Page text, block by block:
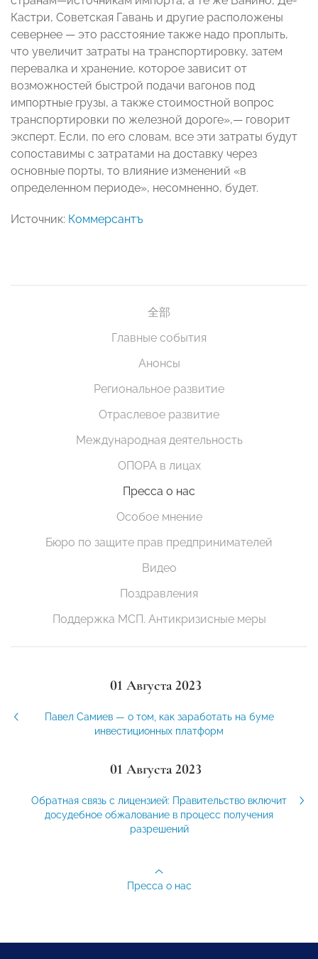
Кастри, Советская Гавань и другие расположены
севернее — это расстояние также надо проплыть,
что увеличит затраты на транспортировку, затем
перевалка и хранение, которое зависит от
возможностей быстрой подачи вагонов под
импортные грузы, а также стоимостной вопрос
транспортировки по железной дороге»,— говорит
эксперт. Если, по его словам, все эти затраты будут
сопоставимы с затратами на доставку через
основные порты, то влияние изменений «в
определенном периоде», несомненно, будет.
Источник: Коммерсантъ
全部
Главные события
Анонсы
Региональное развитие
Отраслевое развитие
Международная деятельность
ОПОРА в лицах
Пресса о нас
Особое мнение
Бюро по защите прав предпринимателей
Видео
Поздравления
Поддержка МСП. Антикризисные меры
01 Августа 2023
Павел Самиев — о том, как заработать на буме
инвестиционных платформ
01 Августа 2023
Обратная связь с лицензией: Правительство включит
досудебное обжалование в процесс получения
разрешений
Пресса о нас